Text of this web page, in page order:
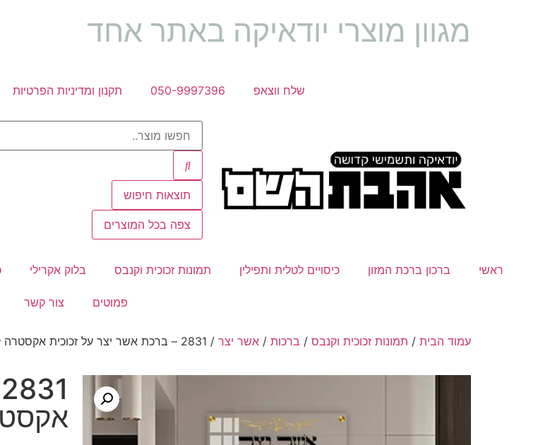
מגוון מוצרי יודאיקה באתר אחד
שלח ווצאפ 050-9997396 תקנון ומדיניות הפרטיות
תוצאות חיפוש
צפה בכל המוצרים
ראשי ברכון ברכת המזון כיסויים לטלית ותפילין תמונות זכוכית וקנבס בלוק אקרילי
פמוטים צור קשר
עמוד הבית / תמונות זכוכית וקנבס / ברכות / אשר יצר / 2831 – ברכת אשר יצר על זכוכית אקסטרה קליר מחוסמת ושקופה